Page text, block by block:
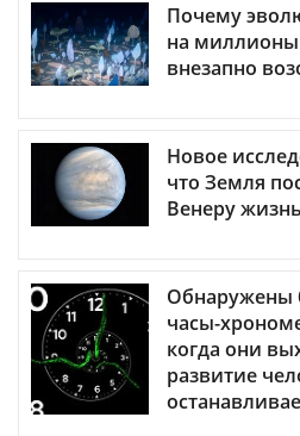
Почему
на
внезапно
Новое
что Земля
Венеру
Обнаружены
часы-
когда они
развитие